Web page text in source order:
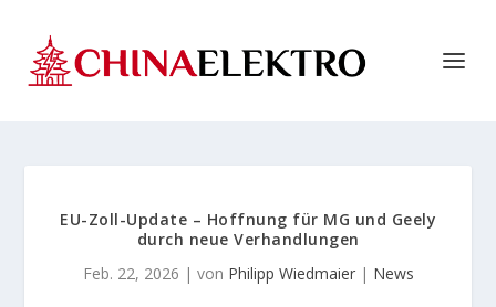
EU-Zoll-Update – Hoffnung für MG und Geely
durch neue Verhandlungen
Feb. 22, 2026 | von Philipp Wiedmaier| News